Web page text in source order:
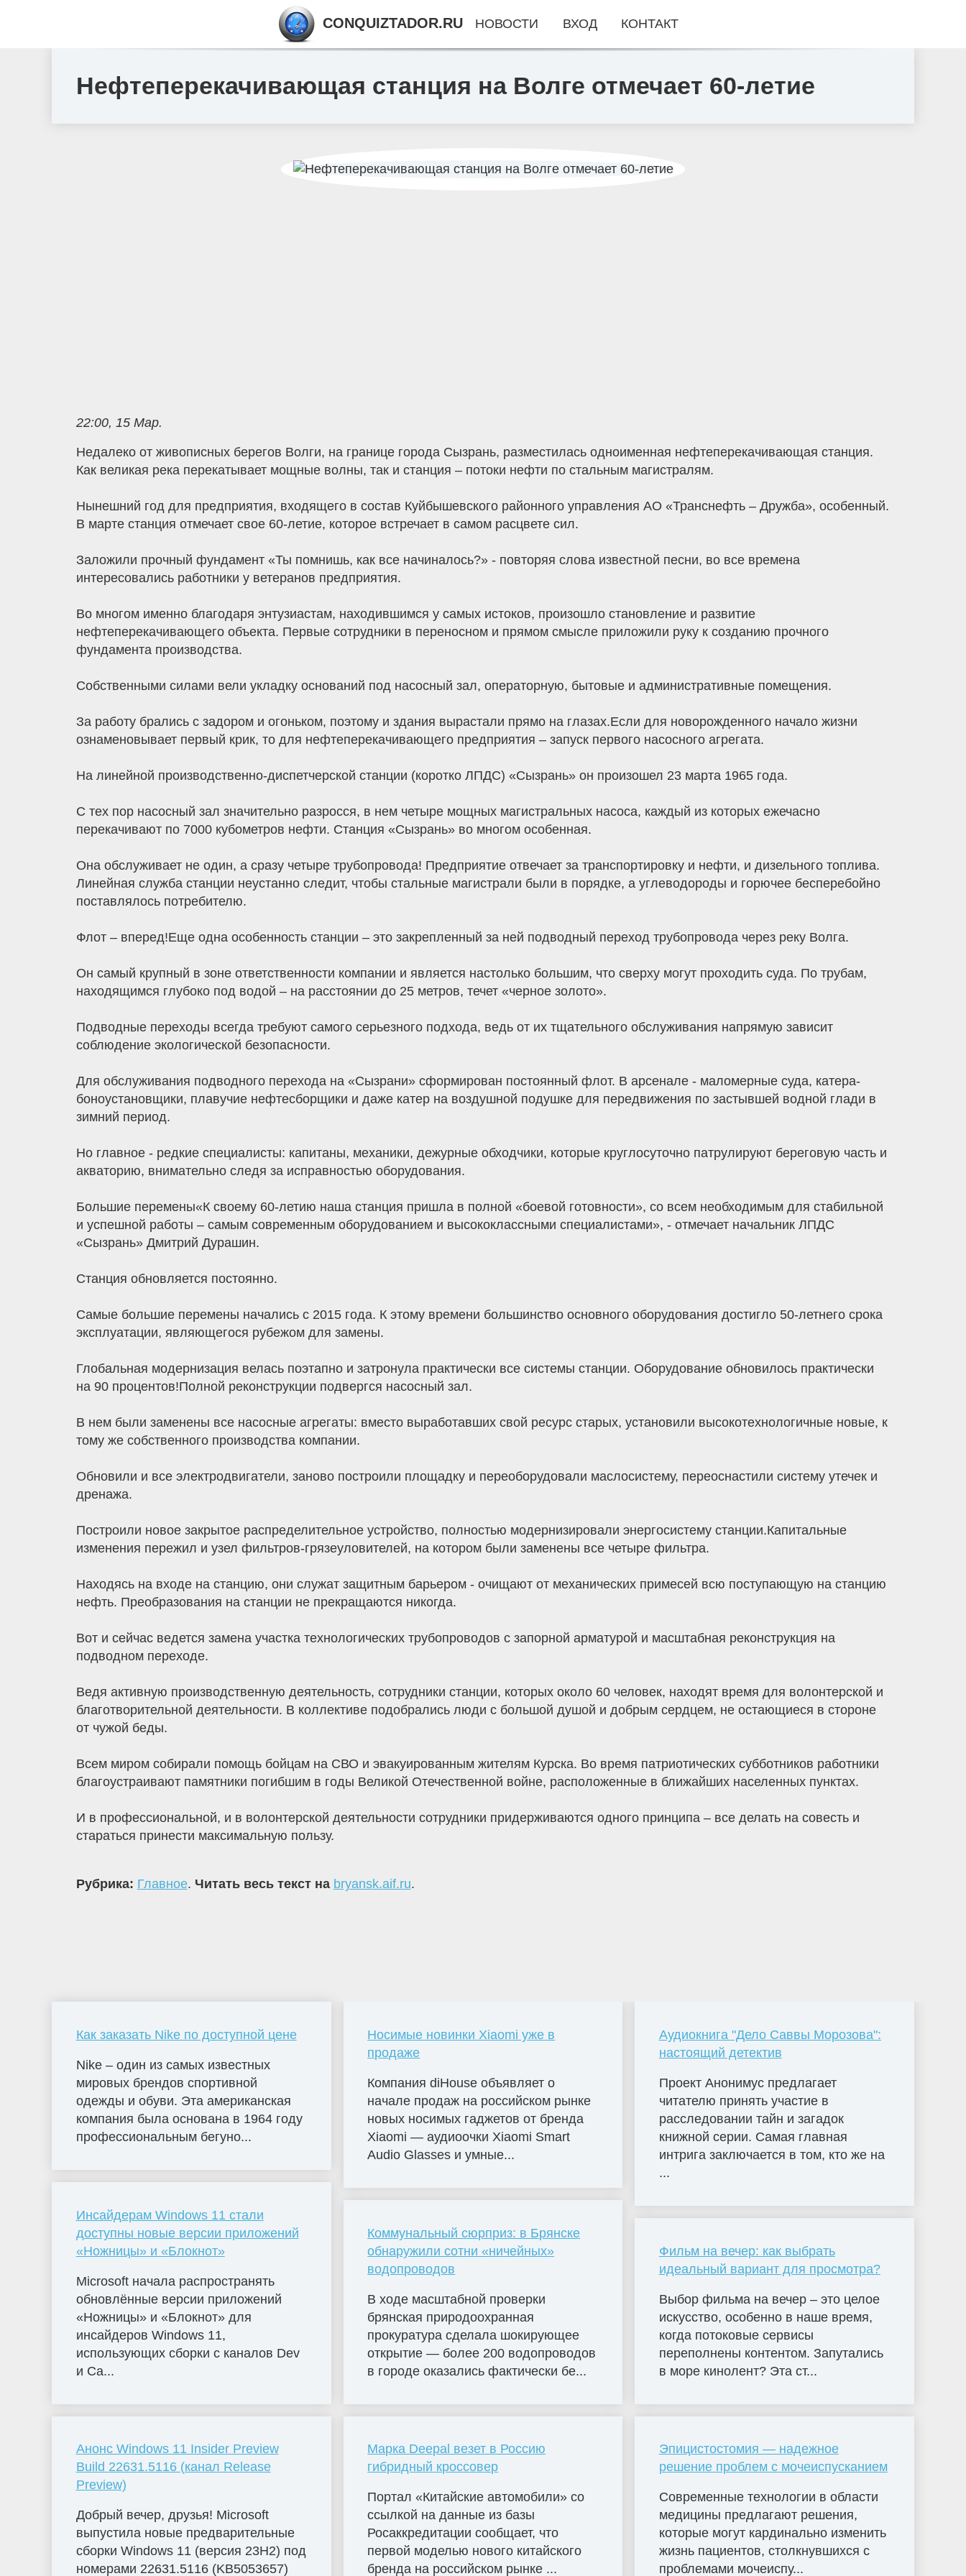
Нефтеперекачивающая станция на Волге отмечает 60-летие
22:00, 15 Мар.
Недалеко от живописных берегов Волги, на границе города Сызрань, разместилась одноименная нефтеперекачивающая станция.
Как великая река перекатывает мощные волны, так и станция – потоки нефти по стальным магистралям.
Нынешний год для предприятия, входящего в состав Куйбышевского районного управления АО «Транснефть – Дружба», особенный.
В марте станция отмечает свое 60-летие, которое встречает в самом расцвете сил.
Заложили прочный фундамент «Ты помнишь, как все начиналось?» - повторяя слова известной песни, во все времена
интересовались работники у ветеранов предприятия.
Во многом именно благодаря энтузиастам, находившимся у самых истоков, произошло становление и развитие
нефтеперекачивающего объекта. Первые сотрудники в переносном и прямом смысле приложили руку к созданию прочного
фундамента производства.
Собственными силами вели укладку оснований под насосный зал, операторную, бытовые и административные помещения.
За работу брались с задором и огоньком, поэтому и здания вырастали прямо на глазах.Если для новорожденного начало жизни
ознаменовывает первый крик, то для нефтеперекачивающего предприятия – запуск первого насосного агрегата.
На линейной производственно-диспетчерской станции (коротко ЛПДС) «Сызрань» он произошел 23 марта 1965 года.
С тех пор насосный зал значительно разросся, в нем четыре мощных магистральных насоса, каждый из которых ежечасно
перекачивают по 7000 кубометров нефти. Станция «Сызрань» во многом особенная.
Она обслуживает не один, а сразу четыре трубопровода! Предприятие отвечает за транспортировку и нефти, и дизельного топлива.
Линейная служба станции неустанно следит, чтобы стальные магистрали были в порядке, а углеводороды и горючее бесперебойно
поставлялось потребителю.
Флот – вперед!Еще одна особенность станции – это закрепленный за ней подводный переход трубопровода через реку Волга.
Он самый крупный в зоне ответственности компании и является настолько большим, что сверху могут проходить суда. По трубам,
находящимся глубоко под водой – на расстоянии до 25 метров, течет «черное золото».
Подводные переходы всегда требуют самого серьезного подхода, ведь от их тщательного обслуживания напрямую зависит
соблюдение экологической безопасности.
Для обслуживания подводного перехода на «Сызрани» сформирован постоянный флот. В арсенале - маломерные суда, катера-
боноустановщики, плавучие нефтесборщики и даже катер на воздушной подушке для передвижения по застывшей водной глади в
зимний период.
Но главное - редкие специалисты: капитаны, механики, дежурные обходчики, которые круглосуточно патрулируют береговую часть и
акваторию, внимательно следя за исправностью оборудования.
Большие перемены«К своему 60-летию наша станция пришла в полной «боевой готовности», со всем необходимым для стабильной
и успешной работы – самым современным оборудованием и высококлассными специалистами», - отмечает начальник ЛПДС
«Сызрань» Дмитрий Дурашин.
Станция обновляется постоянно.
Самые большие перемены начались с 2015 года. К этому времени большинство основного оборудования достигло 50-летнего срока
эксплуатации, являющегося рубежом для замены.
Глобальная модернизация велась поэтапно и затронула практически все системы станции. Оборудование обновилось практически
на 90 процентов!Полной реконструкции подвергся насосный зал.
В нем были заменены все насосные агрегаты: вместо выработавших свой ресурс старых, установили высокотехнологичные новые, к
тому же собственного производства компании.
Обновили и все электродвигатели, заново построили площадку и переоборудовали маслосистему, переоснастили систему утечек и
дренажа.
Построили новое закрытое распределительное устройство, полностью модернизировали энергосистему станции.Капитальные
изменения пережил и узел фильтров-грязеуловителей, на котором были заменены все четыре фильтра.
Находясь на входе на станцию, они служат защитным барьером - очищают от механических примесей всю поступающую на станцию
нефть. Преобразования на станции не прекращаются никогда.
Вот и сейчас ведется замена участка технологических трубопроводов с запорной арматурой и масштабная реконструкция на
подводном переходе.
Ведя активную производственную деятельность, сотрудники станции, которых около 60 человек, находят время для волонтерской и
благотворительной деятельности. В коллективе подобрались люди с большой душой и добрым сердцем, не остающиеся в стороне
от чужой беды.
Всем миром собирали помощь бойцам на СВО и эвакуированным жителям Курска. Во время патриотических субботников работники
благоустраивают памятники погибшим в годы Великой Отечественной войне, расположенные в ближайших населенных пунктах.
И в профессиональной, и в волонтерской деятельности сотрудники придерживаются одного принципа – все делать на совесть и
стараться принести максимальную пользу.
Рубрика: Главное. Читать весь текст на bryansk.aif.ru.
Как заказать Nike по доступной цене
Nike – один из самых известных
мировых брендов спортивной
одежды и обуви. Эта американская
компания была основана в 1964 году
профессиональным бегуно...
Инсайдерам Windows 11 стали
доступны новые версии приложений
«Ножницы» и «Блокнот»
Microsoft начала распространять
обновлённые версии приложений
«Ножницы» и «Блокнот» для
инсайдеров Windows 11,
использующих сборки с каналов Dev
и Ca...
Анонс Windows 11 Insider Preview
Build 22631.5116 (канал Release
Preview)
Добрый вечер, друзья! Microsoft
выпустила новые предварительные
сборки Windows 11 (версия 23H2) под
номерами 22631.5116 (KB5053657)
Носимые новинки Xiaomi уже в
продаже
Компания diHouse объявляет о
начале продаж на российском рынке
новых носимых гаджетов от бренда
Xiaomi — аудиоочки Xiaomi Smart
Audio Glasses и умные...
Коммунальный сюрприз: в Брянске
обнаружили сотни «ничейных»
водопроводов
В ходе масштабной проверки
брянская природоохранная
прокуратура сделала шокирующее
открытие — более 200 водопроводов
в городе оказались фактически бе...
Марка Deepal везет в Россию
гибридный кроссовер
Портал «Китайские автомобили» со
ссылкой на данные из базы
Росаккредитации сообщает, что
первой моделью нового китайского
бренда на российском рынке ...
Аудиокнига "Дело Саввы Морозова":
настоящий детектив
Проект Анонимус предлагает
читателю принять участие в
расследовании тайн и загадок
книжной серии. Самая главная
интрига заключается в том, кто же на
...
Фильм на вечер: как выбрать
идеальный вариант для просмотра?
Выбор фильма на вечер – это целое
искусство, особенно в наше время,
когда потоковые сервисы
переполнены контентом. Запутались
в море кинолент? Эта ст...
Эпицистостомия — надежное
решение проблем с мочеиспусканием
Современные технологии в области
медицины предлагают решения,
которые могут кардинально изменить
жизнь пациентов, столкнувшихся с
проблемами мочеиспу...
CONQUIZTADOR.RU НОВОСТИ ВХОД КОНТАКТ